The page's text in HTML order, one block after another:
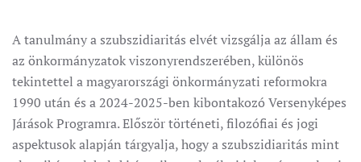
A tanulmány a szubszidiaritás elvét vizsgálja az állam és
az önkormányzatok viszonyrendszerében, különös
tekintettel a magyarországi önkormányzati reformokra
1990 után és a 2024-2025-ben kibontakozó Versenyképes
Járások Programra. Először történeti, filozófiai és jogi
aspektusok alapján tárgyalja, hogy a szubszidiaritás mint